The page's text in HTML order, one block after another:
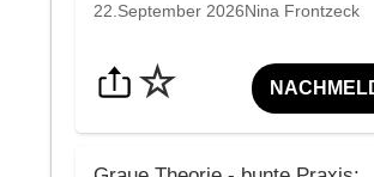
22.September 2026Nina Frontzeck
☆